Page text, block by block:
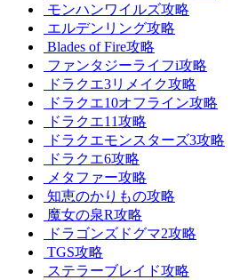
モンハンワイルズ攻略
エルデンリング攻略
Blades of Fire攻略
ファンタジーライフi攻略
ドラクエ3リメイク攻略
ドラクエ10オフライン攻略
ドラクエ11攻略
ドラクエモンスターズ3攻略
ドラクエ6攻略
メタファー攻略
知恵のかりもの攻略
魔女の泉R攻略
ドラゴンズドグマ2攻略
TGS攻略
ステラーブレイド攻略